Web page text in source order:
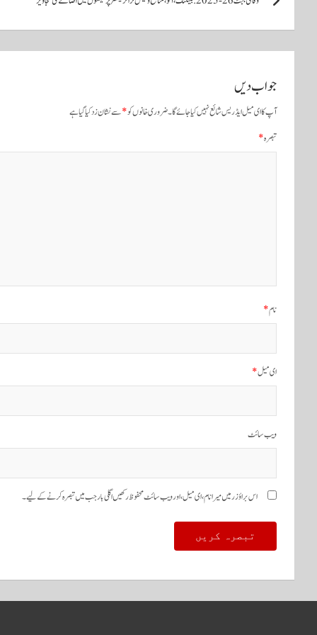
س
جواب دیں
آپ کا ای میل ایڈریس شائع نہیں کیا جائے گا۔ضروری خانوں کو*سے نشان زد کیا گیا ہے
تبصرہ*
نام*
ای میل*
ویب‌ سائٹ
اس براؤزر میں میرا نام، ای میل، اور ویب سائٹ محفوظ رکھیں اگلی بار جب میں تبصرہ کرنے کےلیے۔